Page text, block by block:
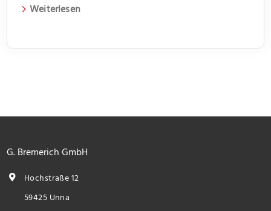
Weiterlesen
G. Bremerich GmbH
Hochstraße 12
59425 Unna